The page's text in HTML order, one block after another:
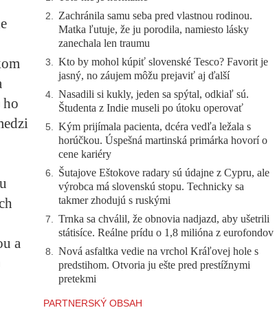
ho
a
2. Zachránila samu seba pred vlastnou rodinou.
Matka ľutuje, že ju porodila, namiesto lásky
zanechala len traumu
3. Kto by mohol kúpiť slovenské Tesco? Favorit je
jasný, no záujem môžu prejaviť aj ďalší
4. Nasadili si kukly, jeden sa spýtal, odkiaľ sú.
Študenta z Indie museli po útoku operovať
5. Kým prijímala pacienta, dcéra vedľa ležala s
horúčkou. Úspešná martinská primárka hovorí o
cene kariéry
6. Šutajove Eštokove radary sú údajne z Cypru, ale
výrobca má slovenskú stopu. Technicky sa
takmer zhodujú s ruskými
7. Trnka sa chválil, že obnovia nadjazd, aby ušetrili
státisíce. Reálne prídu o 1,8 milióna z eurofondov
8. Nová asfaltka vedie na vrchol Kráľovej hole s
predstihom. Otvoria ju ešte pred prestížnymi
pretekmi
PARTNERSKÝ OBSAH